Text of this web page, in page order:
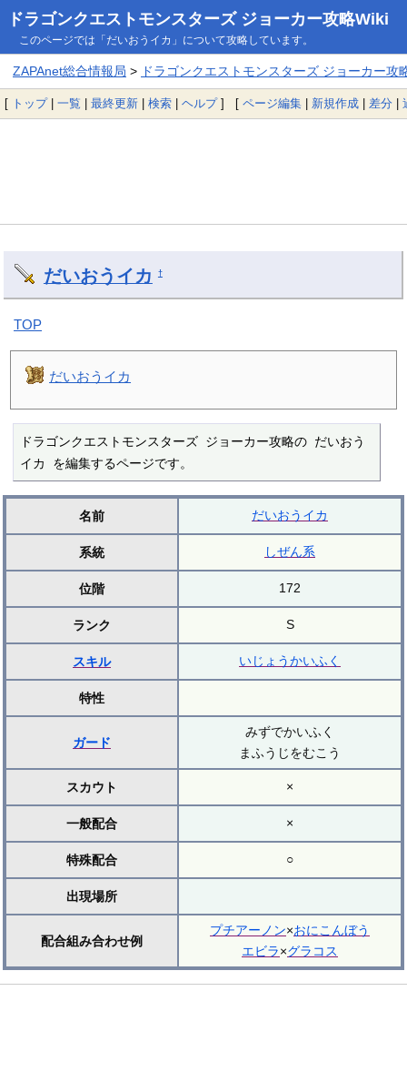
ドラゴンクエストモンスターズ ジョーカー攻略Wiki
このページでは「だいおうイカ」について攻略しています。
ZAPAnet総合情報局 > ドラゴンクエストモンスターズ ジョーカー攻
[ トップ| 一覧 | 最終更新 | 検索 | ヘルプ] [ ページ編集 | 新規作成 | 差分 |
だいおうイカ †
TOP
だいおうイカ
ドラゴンクエストモンスターズ ジョーカー攻略の だいおう
イカ を編集するページです。
名前 だいおうイカ
系統 しぜん系
位階 172
ランク S
スキル いじょうかいふく
特性
ガード
みずでかいふく
まふうじをむこう
スカウト ×
一般配合 ×
特殊配合 ○
出現場所
配合組み合わせ例
プチアーノン×おにこんぼう
エビラ×グラコス